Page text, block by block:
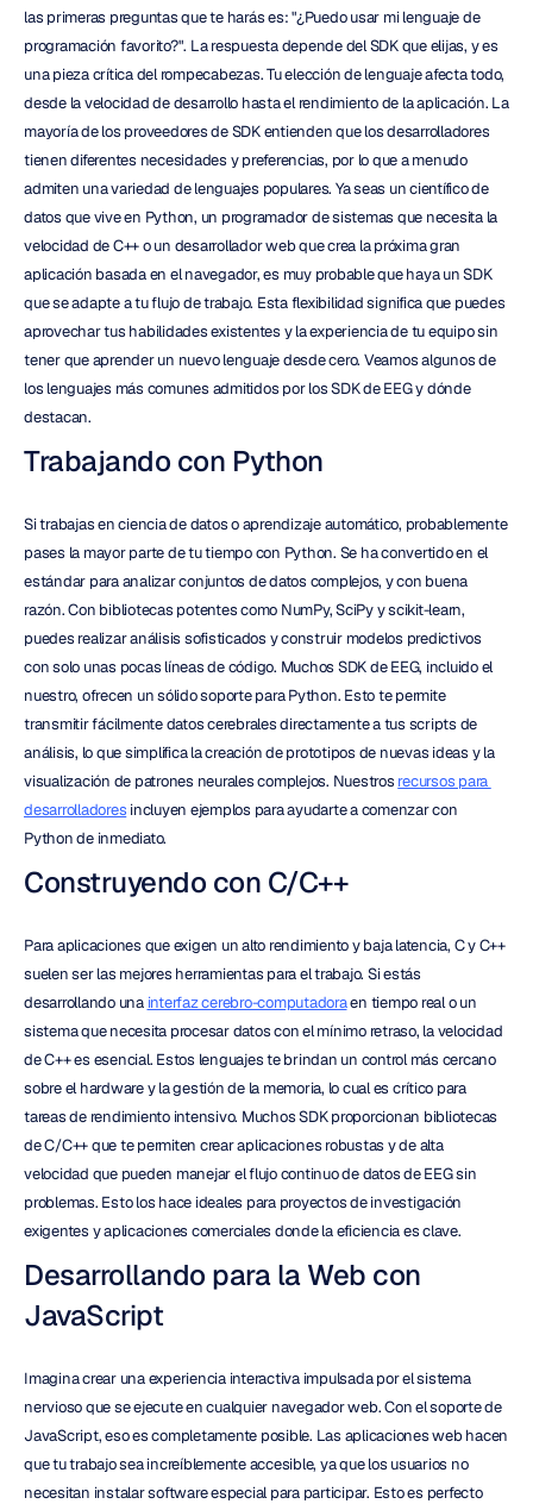
las primeras preguntas que te harás es: "¿Puedo usar mi lenguaje de
programación favorito?". La respuesta depende del SDK que elijas, y es
una pieza crítica del rompecabezas. Tu elección de lenguaje afecta todo,
desde la velocidad de desarrollo hasta el rendimiento de la aplicación. La
mayoría de los proveedores de SDK entienden que los desarrolladores
tienen diferentes necesidades y preferencias, por lo que a menudo
admiten una variedad de lenguajes populares. Ya seas un científico de
datos que vive en Python, un programador de sistemas que necesita la
velocidad de C++ o un desarrollador web que crea la próxima gran
aplicación basada en el navegador, es muy probable que haya un SDK
que se adapte a tu flujo de trabajo. Esta flexibilidad significa que puedes
aprovechar tus habilidades existentes y la experiencia de tu equipo sin
tener que aprender un nuevo lenguaje desde cero. Veamos algunos de
los lenguajes más comunes admitidos por los SDK de EEG y dónde
destacan.
Trabajando con Python
Si trabajas en ciencia de datos o aprendizaje automático, probablemente
pases la mayor parte de tu tiempo con Python. Se ha convertido en el
estándar para analizar conjuntos de datos complejos, y con buena
razón. Con bibliotecas potentes como NumPy, SciPy y scikit-learn,
puedes realizar análisis sofisticados y construir modelos predictivos
con solo unas pocas líneas de código. Muchos SDK de EEG, incluido el
nuestro, ofrecen un sólido soporte para Python. Esto te permite
transmitir fácilmente datos cerebrales directamente a tus scripts de
análisis, lo que simplifica la creación de prototipos de nuevas ideas y la
visualización de patrones neurales complejos. Nuestros recursos para
desarrolladores incluyen ejemplos para ayudarte a comenzar con
Python de inmediato.
Construyendo con C/C++
Para aplicaciones que exigen un alto rendimiento y baja latencia, C y C++
suelen ser las mejores herramientas para el trabajo. Si estás
desarrollando una interfaz cerebro-computadora en tiempo real o un
sistema que necesita procesar datos con el mínimo retraso, la velocidad
de C++ es esencial. Estos lenguajes te brindan un control más cercano
sobre el hardware y la gestión de la memoria, lo cual es crítico para
tareas de rendimiento intensivo. Muchos SDK proporcionan bibliotecas
de C/C++ que te permiten crear aplicaciones robustas y de alta
velocidad que pueden manejar el flujo continuo de datos de EEG sin
problemas. Esto los hace ideales para proyectos de investigación
exigentes y aplicaciones comerciales donde la eficiencia es clave.
Desarrollando para la Web con
JavaScript
Imagina crear una experiencia interactiva impulsada por el sistema
nervioso que se ejecute en cualquier navegador web. Con el soporte de
JavaScript, eso es completamente posible. Las aplicaciones web hacen
que tu trabajo sea increíblemente accesible, ya que los usuarios no
necesitan instalar software especial para participar. Esto es perfecto